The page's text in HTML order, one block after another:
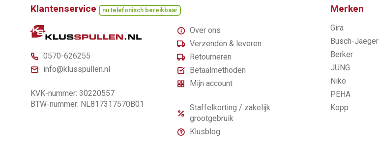
Klantenservice nu telefonisch bereikbaar
0570-626255
info@klusspullen.nl
KVK-nummer: 30220557
BTW-nummer: NL817317570B01
Over ons
Verzenden & leveren
Retourneren
Betaalmethoden
Mijn account
Staffelkorting / zakelijk
grootgebruik
Klusblog
Merken
Gira
Busch-Jaeger
Berker
JUNG
Niko
PEHA
Kopp